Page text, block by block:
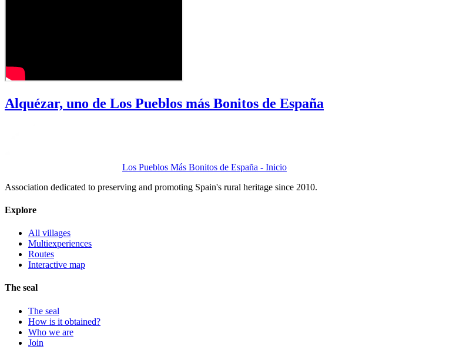
Alquézar, uno de Los Pueblos más Bonitos de España
Los Pueblos Más Bonitos de España - Inicio
Association dedicated to preserving and promoting Spain's rural heritage since 2010.
Explore
All villages
Multiexperiences
Routes
Interactive map
The seal
The seal
How is it obtained?
Who we are
Join